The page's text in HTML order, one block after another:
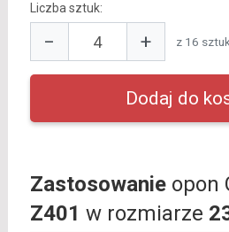
Liczba sztuk:
− + z 16 sztuk
Zastosowanieopon
Z401 w rozmiarze